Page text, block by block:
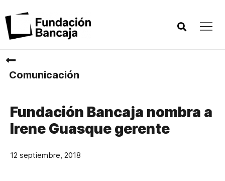
Comunicación
Fundación Bancaja nombra a
Irene Guasque gerente
12 septiembre, 2018